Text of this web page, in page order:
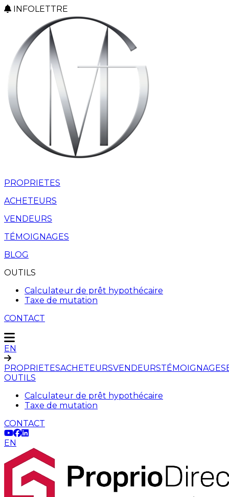
INFOLETTRE
PROPRIETES
ACHETEURS
VENDEURS
TÉMOIGNAGES
BLOG
OUTILS
Calculateur de prêt hypothécaire
Taxe de mutation
CONTACT
EN
PROPRIETESACHETEURSVENDEURSTÉMOIGNAGES
OUTILS
Calculateur de prêt hypothécaire
Taxe de mutation
CONTACT
EN